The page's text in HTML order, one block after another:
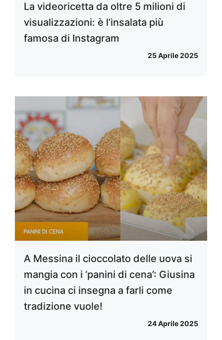
La videoricetta da oltre 5 milioni di
visualizzazioni: è l’insalata più
famosa di Instagram
25 Aprile 2025
A Messina il cioccolato delle uova si
mangia con i ‘panini di cena’: Giusina
in cucina ci insegna a farli come
tradizione vuole!
24 Aprile 2025